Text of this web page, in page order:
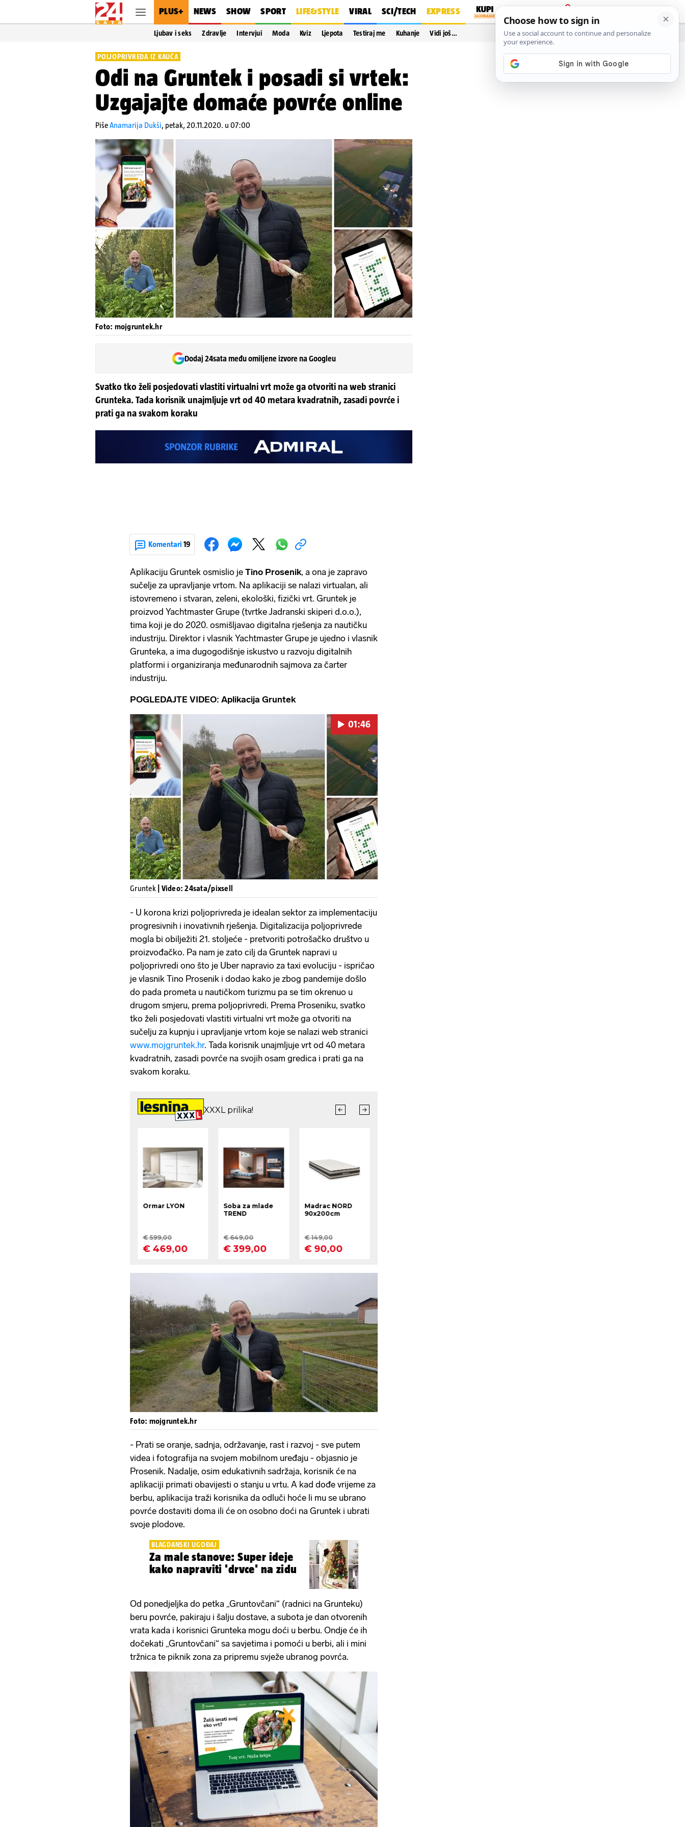
PLUS+ NEWS SHOW SPORT LIFE&STYLE VIRAL SCI/TECH EXPRESS
PRIJAVA
Ljubav i seks Zdravlje Intervjui Moda Kviz Ljepota Testiraj me Kuhanje Vidi još…
POLJOPRIVREDA IZ KAUČA
Odi na Gruntek i posadi si vrtek:
Uzgajajte domaće povrće online
PišeAnamarija Dukši, petak, 20.11.2020. u 07:00
Foto: mojgruntek.hr
Dodaj 24sata među omiljene izvore na Googleu
Svatko tko želi posjedovati vlastiti virtualni vrt može ga otvoriti na web stranici
Grunteka. Tada korisnik unajmljuje vrt od 40 metara kvadratnih, zasadi povrće i
prati ga na svakom koraku
Komentari 19
Aplikaciju Gruntek osmislio je Tino Prosenik, a ona je zapravo
sučelje za upravljanje vrtom. Na aplikaciji se nalazi virtualan, ali
istovremeno i stvaran, zeleni, ekološki, fizički vrt. Gruntek je
proizvod Yachtmaster Grupe (tvrtke Jadranski skiperi d.o.o.),
tima koji je do 2020. osmišljavao digitalna rješenja za nautičku
industriju. Direktor i vlasnik Yachtmaster Grupe je ujedno i vlasnik
Grunteka, a ima dugogodišnje iskustvo u razvoju digitalnih
platformi i organiziranja međunarodnih sajmova za čarter
industriju.
POGLEDAJTE VIDEO: Aplikacija Gruntek
Pokretanje videa...
01:46
Gruntek | Video: 24sata/pixsell
- U korona krizi poljoprivreda je idealan sektor za implementaciju
progresivnih i inovativnih rješenja. Digitalizacija poljoprivrede
mogla bi obilježiti 21. stoljeće - pretvoriti potrošačko društvo u
proizvođačko. Pa nam je zato cilj da Gruntek napravi u
poljoprivredi ono što je Uber napravio za taxi evoluciju - ispričao
je vlasnik Tino Prosenik i dodao kako je zbog pandemije došlo
do pada prometa u nautičkom turizmu pa se tim okrenuo u
drugom smjeru, prema poljoprivredi. Prema Proseniku, svatko
tko želi posjedovati vlastiti virtualni vrt može ga otvoriti na
sučelju za kupnju i upravljanje vrtom koje se nalazi web stranici
www.mojgruntek.hr. Tada korisnik unajmljuje vrt od 40 metara
kvadratnih, zasadi povrće na svojih osam gredica i prati ga na
svakom koraku.
Foto: mojgruntek.hr
- Prati se oranje, sadnja, održavanje, rast i razvoj - sve putem
videa i fotografija na svojem mobilnom uređaju - objasnio je
Prosenik. Nadalje, osim edukativnih sadržaja, korisnik će na
aplikaciji primati obavijesti o stanju u vrtu. A kad dođe vrijeme za
berbu, aplikacija traži korisnika da odluči hoće li mu se ubrano
povrće dostaviti doma ili će on osobno doći na Gruntek i ubrati
svoje plodove.
BLAGDANSKI UGOĐAJ
Za male stanove: Super ideje
kako napraviti 'drvce' na zidu
Od ponedjeljka do petka „Gruntovčani“ (radnici na Grunteku)
beru povrće, pakiraju i šalju dostave, a subota je dan otvorenih
vrata kada i korisnici Grunteka mogu doći u berbu. Ondje će ih
dočekati „Gruntovčani“ sa savjetima i pomoći u berbi, ali i mini
tržnica te piknik zona za pripremu svježe ubranog povrća.